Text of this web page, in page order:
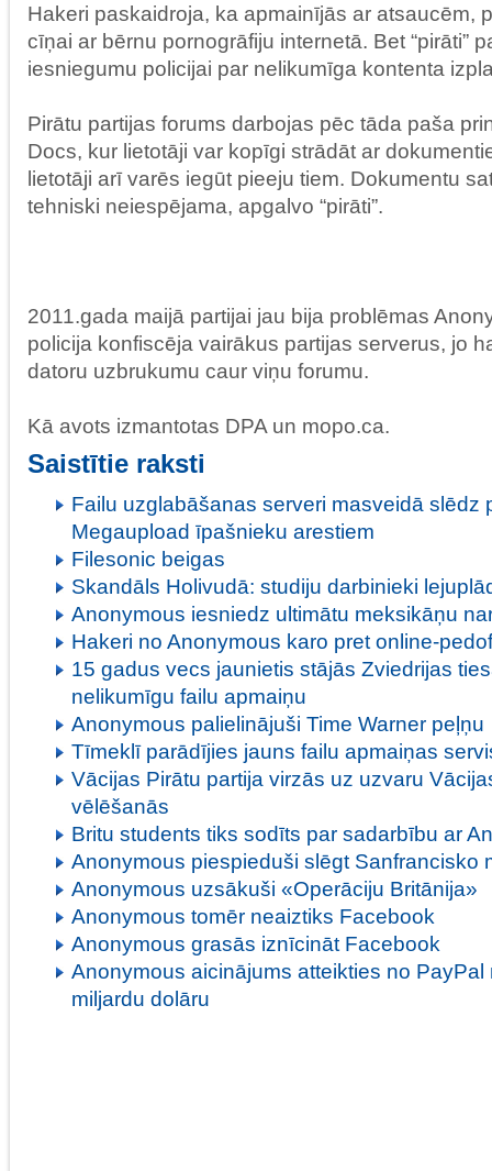
Hakeri paskaidroja, ka apmainījās ar atsaucēm,
cīņai ar bērnu pornogrāfiju internetā. Bet “pirāti”
iesniegumu policijai par nelikumīga kontenta
Pirātu partijas forums darbojas pēc tāda paša
Docs, kur lietotāji var kopīgi strādāt ar
lietotāji arī varēs iegūt pieeju tiem. Dokumentu
tehniski neiespējama, apgalvo “pirāti”.
2011.gada maijā partijai jau bija problēmas
policija konfiscēja vairākus partijas serverus, jo
datoru uzbrukumu caur viņu forumu.
Kā avots izmantotas DPA un mopo.ca.
Saistītie raksti
Failu uzglabāšanas serveri masveidā slēdz
Megaupload īpašnieku arestiem
Filesonic beigas
Skandāls Holivudā: studiju darbinieki
Anonymous iesniedz ultimātu meksikāņu
Hakeri no Anonymous karo pret online-
15 gadus vecs jaunietis stājās Zviedrijas
nelikumīgu failu apmaiņu
Anonymous palielinājuši Time Warner peļņu
Tīmeklī parādījies jauns failu apmaiņas
Vācijas Pirātu partija virzās uz uzvaru
vēlēšanās
Britu students tiks sodīts par sadarbību ar
Anonymous piespieduši slēgt Sanfrancisko
Anonymous uzsākuši «Operāciju Britānija»
Anonymous tomēr neaiztiks Facebook
Anonymous grasās iznīcināt Facebook
Anonymous aicinājums atteikties no PayPal
miljardu dolāru